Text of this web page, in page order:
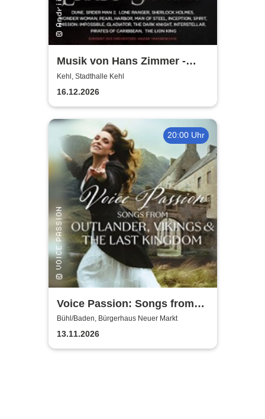
Musik von Hans Zimmer -
gespielt von Lords of the
Sound
Kehl, Stadthalle Kehl
16.12.2026
20:00 Uhr
Voice Passion: Songs from
Outlander, Vikings & The Last
Kingdom
Bühl/Baden, Bürgerhaus Neuer Markt
13.11.2026